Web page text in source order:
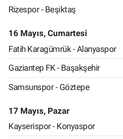
Rizespor - Beşiktaş
16 Mayıs, Cumartesi
Fatih Karagümrük - Alanyaspor
Gaziantep FK - Başakşehir
Samsunspor - Göztepe
17 Mayıs, Pazar
Kayserispor - Konyaspor